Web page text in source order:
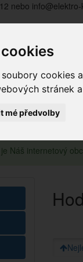
cookies
stránek
mé předvolby
nebo
Náš internetový